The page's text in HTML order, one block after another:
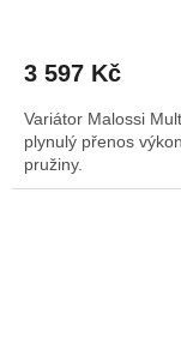
3 597 Kč
Variátor Malossi
plynulý přenos
pružiny.